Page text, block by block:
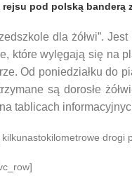
pod polską banderą
dla żółwi”.
które wylęgają się na
Od poniedziałku do
są dorosłe
tablicach